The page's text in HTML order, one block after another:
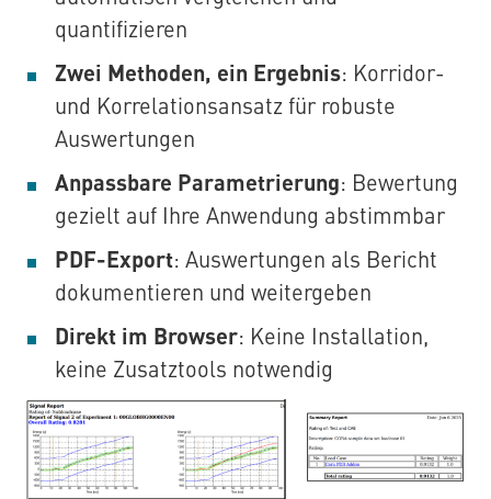
quantifizieren
Zwei Methoden, ein Ergebnis: Korridor-
und Korrelationsansatz für robuste
Auswertungen
Anpassbare Parametrierung: Bewertung
gezielt auf Ihre Anwendung abstimmbar
PDF-Export: Auswertungen als Bericht
dokumentieren und weitergeben
Direkt im Browser: Keine Installation,
keine Zusatztools notwendig